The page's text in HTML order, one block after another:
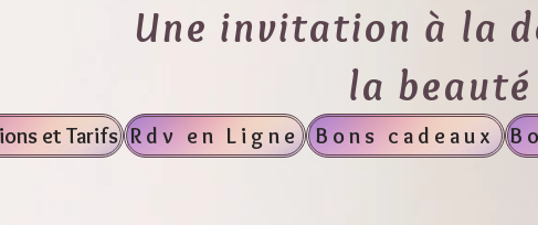
Une invitation à la
la beauté
et Tarifs Rdv en Ligne Bons cadeaux